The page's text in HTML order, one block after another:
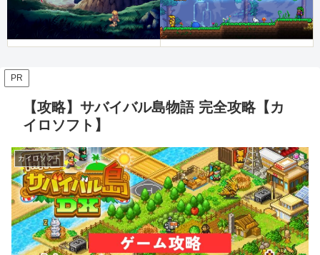
PR
【攻略】サバイバル島物語 完全攻略【カ
イロソフト】
カイロソフト